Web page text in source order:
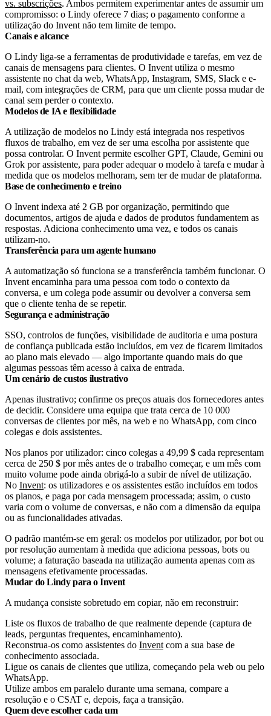
vs. subscrições. Ambos permitem experimentar antes de assumir um
compromisso: o Lindy oferece 7 dias; o pagamento conforme a
utilização do Invent não tem limite de tempo.
Canais e alcance
O Lindy liga-se a ferramentas de produtividade e tarefas, em vez de
canais de mensagens para clientes. O Invent utiliza o mesmo
assistente no chat da web, WhatsApp, Instagram, SMS, Slack e e-
mail, com integrações de CRM, para que um cliente possa mudar de
canal sem perder o contexto.
Modelos de IA e flexibilidade
A utilização de modelos no Lindy está integrada nos respetivos
fluxos de trabalho, em vez de ser uma escolha por assistente que
possa controlar. O Invent permite escolher GPT, Claude, Gemini ou
Grok por assistente, para poder adequar o modelo à tarefa e mudar à
medida que os modelos melhoram, sem ter de mudar de plataforma.
Base de conhecimento e treino
O Invent indexa até 2 GB por organização, permitindo que
documentos, artigos de ajuda e dados de produtos fundamentem as
respostas. Adiciona conhecimento uma vez, e todos os canais
utilizam-no.
Transferência para um agente humano
A automatização só funciona se a transferência também funcionar. O
Invent encaminha para uma pessoa com todo o contexto da
conversa, e um colega pode assumir ou devolver a conversa sem
que o cliente tenha de se repetir.
Segurança e administração
SSO, controlos de funções, visibilidade de auditoria e uma postura
de confiança publicada estão incluídos, em vez de ficarem limitados
ao plano mais elevado — algo importante quando mais do que
algumas pessoas têm acesso à caixa de entrada.
Um cenário de custos ilustrativo
Apenas ilustrativo; confirme os preços atuais dos fornecedores antes
de decidir. Considere uma equipa que trata cerca de 10 000
conversas de clientes por mês, na web e no WhatsApp, com cinco
colegas e dois assistentes.
Nos planos por utilizador: cinco colegas a 49,99 $ cada representam
cerca de 250 $ por mês antes de o trabalho começar, e um mês com
muito volume pode ainda obrigá-lo a subir de nível de utilização.
No Invent: os utilizadores e os assistentes estão incluídos em todos
os planos, e paga por cada mensagem processada; assim, o custo
varia com o volume de conversas, e não com a dimensão da equipa
ou as funcionalidades ativadas.
O padrão mantém-se em geral: os modelos por utilizador, por bot ou
por resolução aumentam à medida que adiciona pessoas, bots ou
volume; a faturação baseada na utilização aumenta apenas com as
mensagens efetivamente processadas.
Mudar do Lindy para o Invent
A mudança consiste sobretudo em copiar, não em reconstruir:
Liste os fluxos de trabalho de que realmente depende (captura de
leads, perguntas frequentes, encaminhamento).
Reconstrua-os como assistentes do Invent com a sua base de
conhecimento associada.
Ligue os canais de clientes que utiliza, começando pela web ou pelo
WhatsApp.
Utilize ambos em paralelo durante uma semana, compare a
resolução e o CSAT e, depois, faça a transição.
Quem deve escolher cada um